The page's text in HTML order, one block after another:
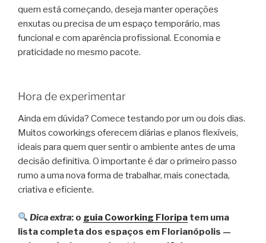
quem está começando, deseja manter operações
enxutas ou precisa de um espaço temporário, mas
funcional e com aparência profissional. Economia e
praticidade no mesmo pacote.
Hora de experimentar
Ainda em dúvida? Comece testando por um ou dois dias.
Muitos coworkings oferecem diárias e planos flexíveis,
ideais para quem quer sentir o ambiente antes de uma
decisão definitiva. O importante é dar o primeiro passo
rumo a uma nova forma de trabalhar, mais conectada,
criativa e eficiente.
Dica extra: o guia Coworking Floripa tem uma
lista completa dos espaços em Florianópolis —